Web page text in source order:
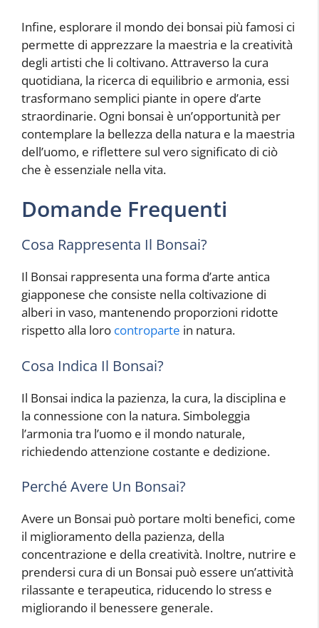
Infine, esplorare il mondo dei bonsai più famosi ci
permette di apprezzare la maestria e la creatività
degli artisti che li coltivano. Attraverso la cura
quotidiana, la ricerca di equilibrio e armonia, essi
trasformano semplici piante in opere d’arte
straordinarie. Ogni bonsai è un’opportunità per
contemplare la bellezza della natura e la maestria
dell’uomo, e riflettere sul vero significato di ciò
che è essenziale nella vita.
Domande Frequenti
Cosa Rappresenta Il Bonsai?
Il Bonsai rappresenta una forma d’arte antica
giapponese che consiste nella coltivazione di
alberi in vaso, mantenendo proporzioni ridotte
rispetto alla loro controparte in natura.
Cosa Indica Il Bonsai?
Il Bonsai indica la pazienza, la cura, la disciplina e
la connessione con la natura. Simboleggia
l’armonia tra l’uomo e il mondo naturale,
richiedendo attenzione costante e dedizione.
Perché Avere Un Bonsai?
Avere un Bonsai può portare molti benefici, come
il miglioramento della pazienza, della
concentrazione e della creatività. Inoltre, nutrire e
prendersi cura di un Bonsai può essere un’attività
rilassante e terapeutica, riducendo lo stress e
migliorando il benessere generale.